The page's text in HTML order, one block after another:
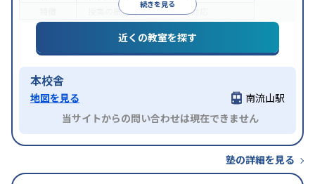
続きを見る
授業の振替可能オンライン対応
近くの教室を探す
本校舎
地図を見る
南流山駅
当サイトからの問い合わせは現在できません
塾の詳細を見る